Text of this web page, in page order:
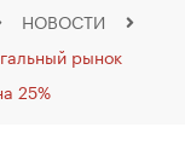
НОВОСТИ
рынок
25%